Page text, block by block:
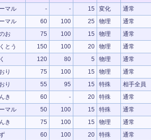
マル - - 15 変化 通常
マル 60 100 25 物理 通常
お 75 100 15 物理 通常
とう 150 100 20 物理 通常
120 80 5 物理 通常
り 75 100 15 物理 通常
り 55 95 15 特殊 相手全員
き 60 - 20 特殊 通常
マル 50 100 15 特殊 通常
き 75 100 15 物理 通常
60 100 20 特殊 通常